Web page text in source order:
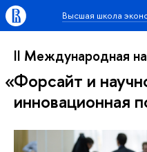
Высшая школа
II Международная
Форсайт и
инновационная